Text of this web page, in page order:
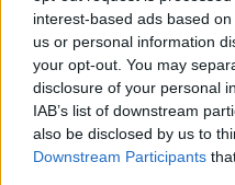
interest-based ads based
us or personal information
your opt-out. You may
disclosure of your personal
IAB’s list of downstream
also be disclosed by us to
Downstream Participants
série, pelo italiano
Alejandro Tabilo e pelo
Um dos momentos mais
também o regresso do
integrado na digressão de
de três torneios do Grand
português
Publicado 1 dia atrás on
Ígor Lopes